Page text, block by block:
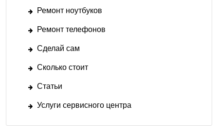
Ремонт ноутбуков
Ремонт телефонов
Сделай сам
Сколько стоит
Статьи
Услуги сервисного центра